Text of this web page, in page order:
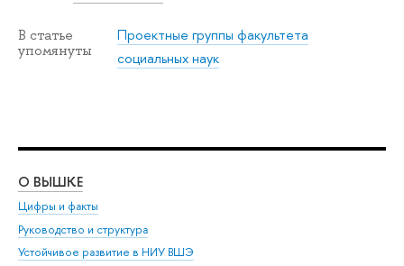
В статье
упомянуты
Проектные группы факультета
социальных наук
О ВЫШКЕ
Цифры и факты
Руководство и структура
Устойчивое развитие в НИУ ВШЭ